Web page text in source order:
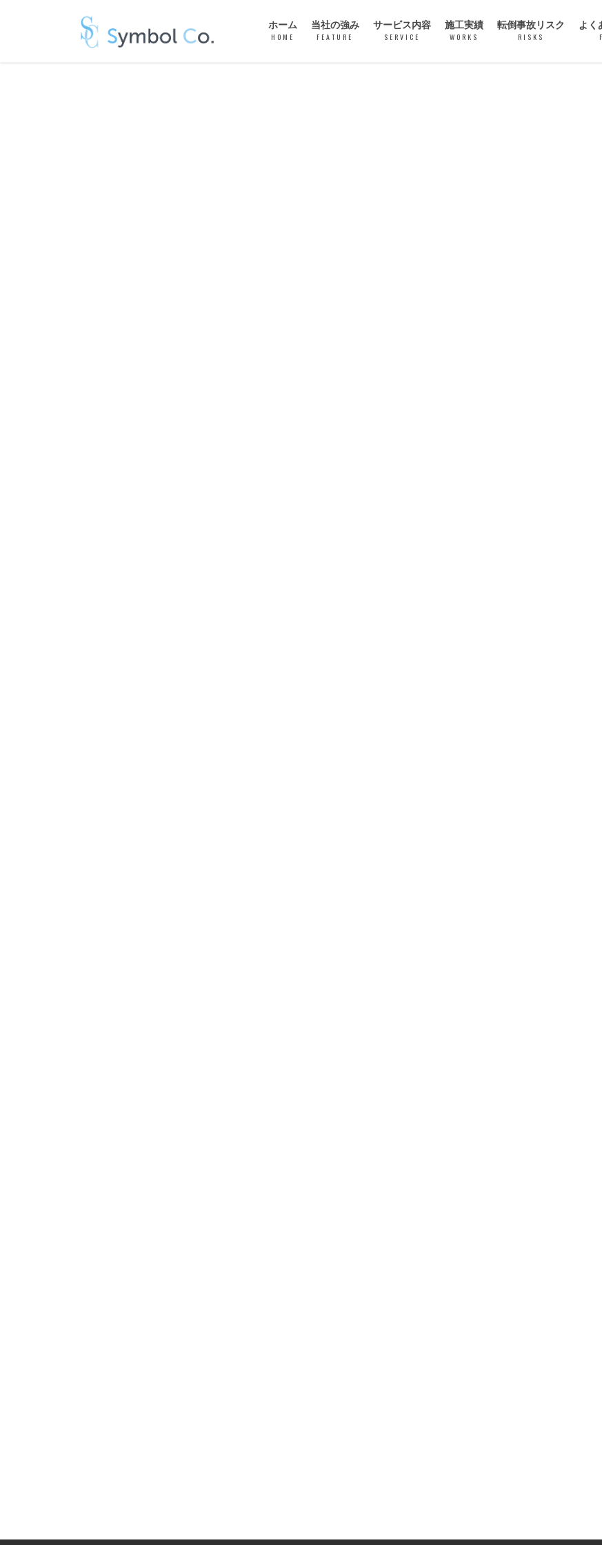
ホーム
HOME
当社の強み
FEATURE
サービス内容
SERVICE
施工実績
WORKS
転倒事故リスク
RISKS
よく